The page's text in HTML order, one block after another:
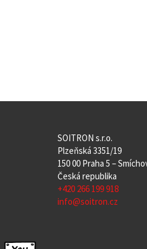
SOITRON s.r.o.
Plzeňská 3351/19
150 00 Praha 5 –
Česká republika
+420 266 199 918
info@soitron.cz